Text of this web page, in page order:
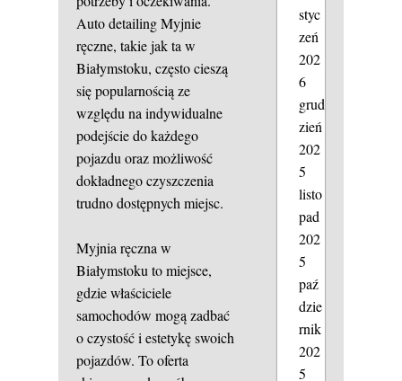
Auto detailingMyjnie
ręczne, takie jak ta w
Białymstoku, często cieszą
się popularnością ze
względu na indywidualne
podejście do każdego
pojazdu oraz możliwość
dokładnego czyszczenia
trudno dostępnych miejsc.
Myjnia ręczna w
Białymstoku to miejsce,
gdzie właściciele
samochodów mogą zadbać
o czystość i estetykę swoich
pojazdów. To oferta
styc
zeń
202
6
grud
zień
202
5
listo
pad
202
5
paź
dzie
rnik
202
5